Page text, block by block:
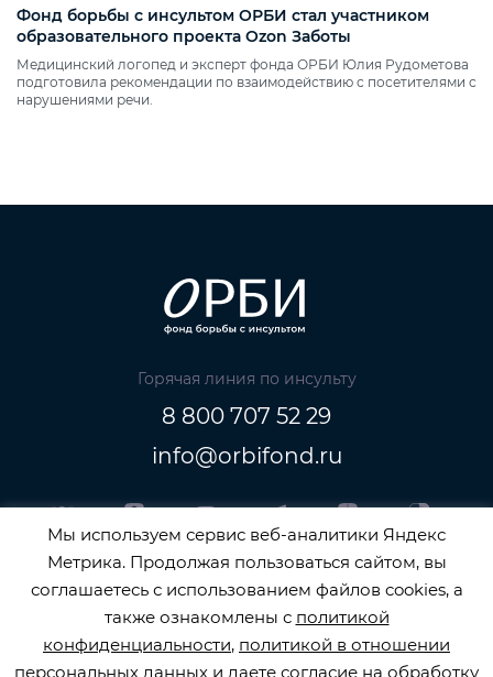
Фонд борьбы с инсультом ОРБИ стал участником
образовательного проекта Ozon Заботы
Медицинский логопед и эксперт фонда ОРБИ Юлия Рудометова
подготовила рекомендации по взаимодействию с посетителями с
нарушениями речи.
Горячая линия по инсульту
8 800 707 52 29
info@orbifond.ru
Подписаться
Мы используем сервис веб-аналитики Яндекс
Метрика. Продолжая пользоваться сайтом, вы
соглашаетесь с использованием файлов cookies, а
также ознакомлены с политикой
конфиденциальности, политикой в отношении
персональных данных и даете согласие на обработку